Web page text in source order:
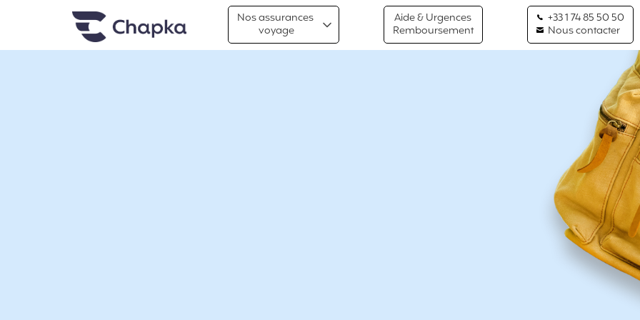
Chapka Assurances Voyages
Nos assurances
voyage
Aide & Urgences
Remboursement
+33 1 74 85 50 50
Nous contacter